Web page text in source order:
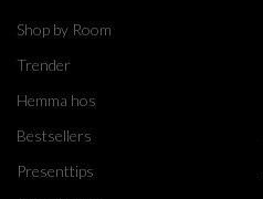
Shop by Room
Trender
Hemma hos
Bestsellers
Presenttips